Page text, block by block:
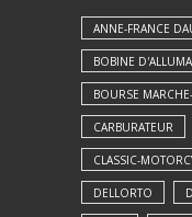
ANNE-FRANCE
BOBINE
BOURSE
CARBURATEUR
CLASSIC-
DELLORTO